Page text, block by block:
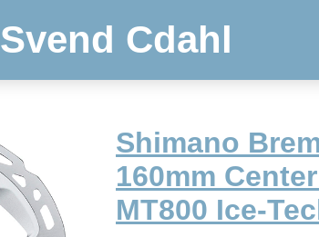
Svend Cdahl
Shimano
160mm
MT800 Ice-